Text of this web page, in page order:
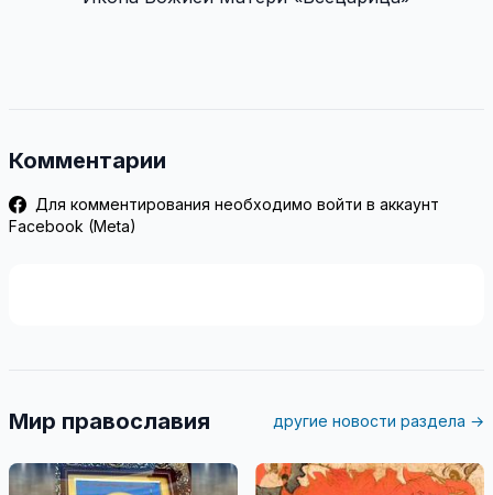
Комментарии
Для комментирования необходимо войти в аккаунт
Facebook (Meta)
Мир православия другие новости раздела →